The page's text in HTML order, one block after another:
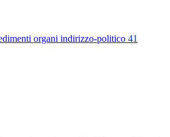
organi indirizzo-politico 41